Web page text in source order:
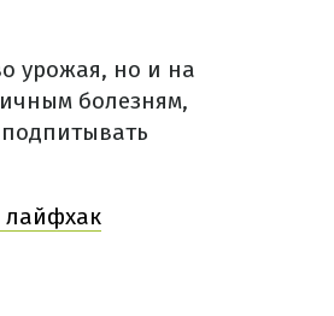
урожая, но и на
болезням,
лайфхак